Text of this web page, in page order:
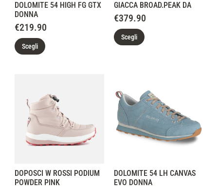
DOLOMITE 54 HIGH FG GTX
DONNA
€219.90
Scegli
GIACCA BROAD.PEAK DA
€379.90
Scegli
DOPOSCI W ROSSI PODIUM
POWDER PINK
DOLOMITE 54 LH CANVAS
EVO DONNA